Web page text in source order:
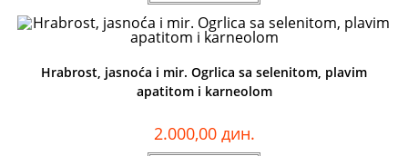
Hrabrost, jasnoća i mir. Ogrlica sa selenitom, plavim
apatitom i karneolom
2.000,00 дин.